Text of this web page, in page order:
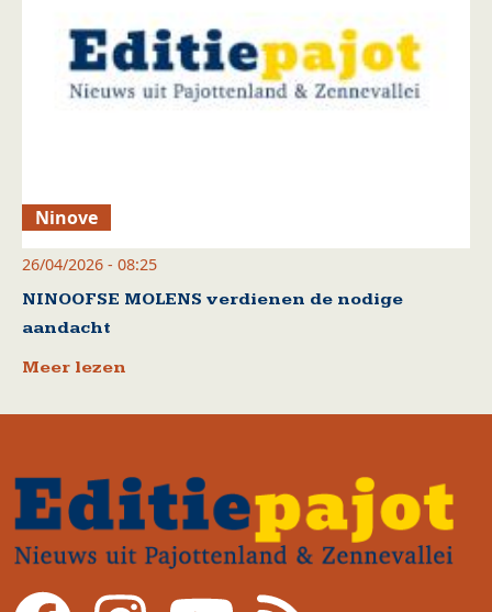
Ninove
26/04/2026 - 08:25
NINOOFSE MOLENS verdienen de nodige
aandacht
Meer lezen